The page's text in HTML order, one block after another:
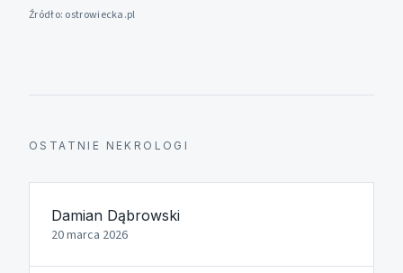
Źródło: ostrowiecka.pl
OSTATNIE NEKROLOGI
Damian Dąbrowski
20 marca 2026